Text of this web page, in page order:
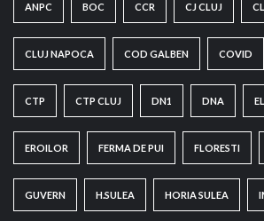
ANPC BOC CCR CJ CLUJ
CLUJ NAPOCA COD GALBEN COVID
CTP CTP CLUJ DN1 DNA
EROILOR FERMA DE PUI FLORESTI
GUVERN H.SULEA HORIA SULEA